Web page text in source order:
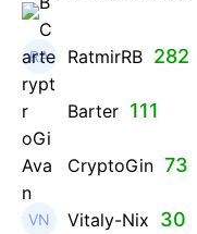
RatmirRB 282
Barter 111
CryptoGin 73
Vitaly-Nix 30